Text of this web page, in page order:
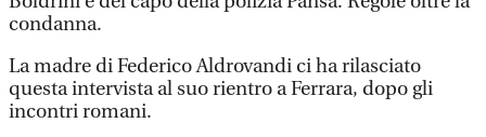
condanna.
La madre di Federico Aldrovandi ci ha rilasciato
questa intervista al suo rientro a Ferrara, dopo gli
incontri romani.